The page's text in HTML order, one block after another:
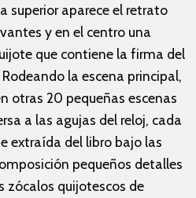
superior aparece el retrato
y en el centro una
que contiene la firma del
la escena principal,
otras 20 pequeñas escenas
a las agujas del reloj, cada
extraída del libro bajo las
pequeños detalles
zócalos quijotescos de